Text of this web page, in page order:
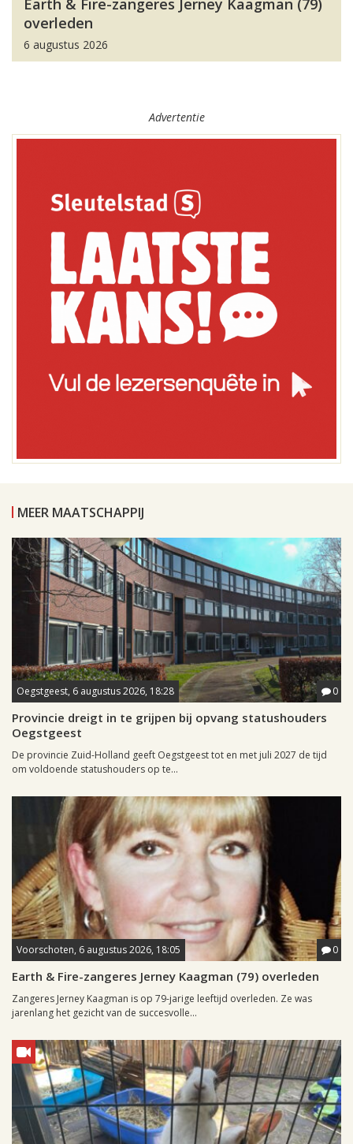
Earth & Fire-zangeres Jerney Kaagman (79)
overleden
6 augustus 2026
Advertentie
MEER MAATSCHAPPIJ
Oegstgeest, 6 augustus 2026, 18:28 0
Provincie dreigt in te grijpen bij opvang statushouders
Oegstgeest
De provincie Zuid-Holland geeft Oegstgeest tot en met juli 2027 de tijd
om voldoende statushouders op te...
Voorschoten, 6 augustus 2026, 18:05 0
Earth & Fire-zangeres Jerney Kaagman (79) overleden
Zangeres Jerney Kaagman is op 79-jarige leeftijd overleden. Ze was
jarenlang het gezicht van de succesvolle...